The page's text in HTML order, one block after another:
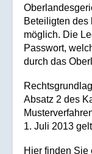
Beteiligten des
möglich. Die
Passwort,
durch das
Absatz 2 des
1. Juli 2013
Hier finden Sie